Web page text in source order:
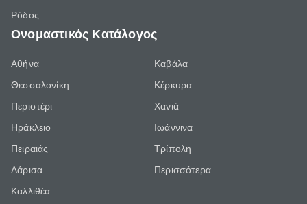
Ρόδος
Ονομαστικός Κατάλογος
Αθήνα
Θεσσαλονίκη
Περιστέρι
Ηράκλειο
Πειραιάς
Λάρισα
Καλλιθέα
Καβάλα
Κέρκυρα
Χανιά
Ιωάννινα
Τρίπολη
Περισσότερα